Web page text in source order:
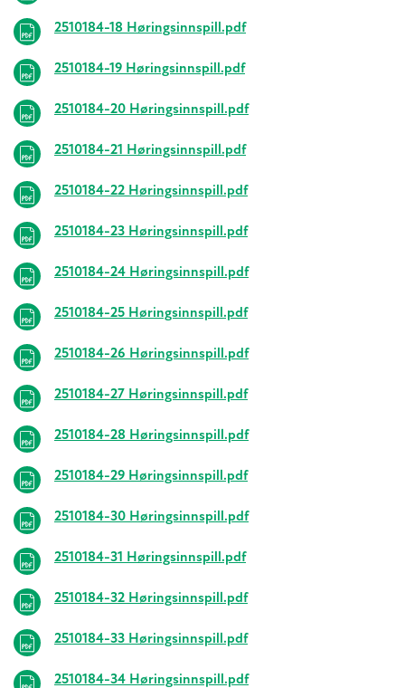
2510184-18 Høringsinnspill.pdf
2510184-19 Høringsinnspill.pdf
2510184-20 Høringsinnspill.pdf
2510184-21 Høringsinnspill.pdf
2510184-22 Høringsinnspill.pdf
2510184-23 Høringsinnspill.pdf
2510184-24 Høringsinnspill.pdf
2510184-25 Høringsinnspill.pdf
2510184-26 Høringsinnspill.pdf
2510184-27 Høringsinnspill.pdf
2510184-28 Høringsinnspill.pdf
2510184-29 Høringsinnspill.pdf
2510184-30 Høringsinnspill.pdf
2510184-31 Høringsinnspill.pdf
2510184-32 Høringsinnspill.pdf
2510184-33 Høringsinnspill.pdf
2510184-34 Høringsinnspill.pdf